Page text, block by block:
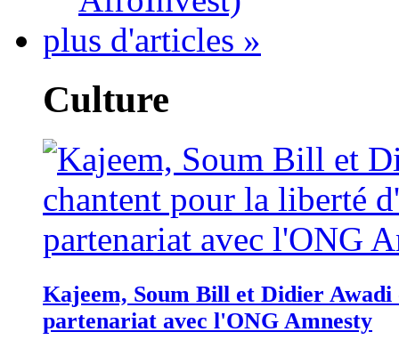
plus d'articles »
Culture
Kajeem, Soum Bill et Didier
partenariat avec l'ONG Amnesty